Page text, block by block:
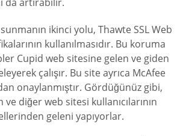
ikinci yolu, Thawte SSL Web
kullanılmasıdır. Bu koruma
Cupid web sitesine gelen ve giden
çalışır. Bu site ayrıca McAfee
onaylanmıştır. Gördüğünüz gibi,
diğer web sitesi kullanıcılarının
geleni yapıyorlar.